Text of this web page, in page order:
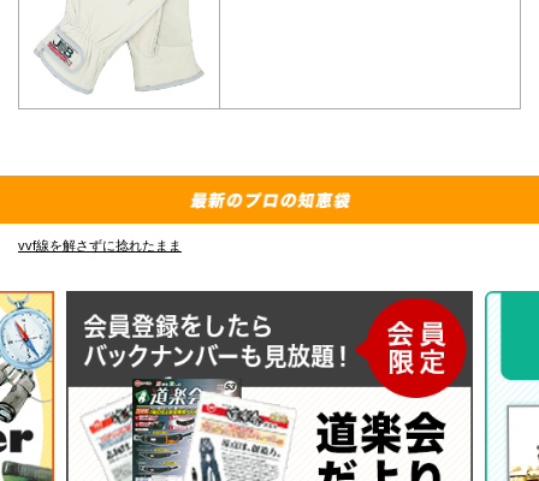
vvf線を解さずに捻れたまま